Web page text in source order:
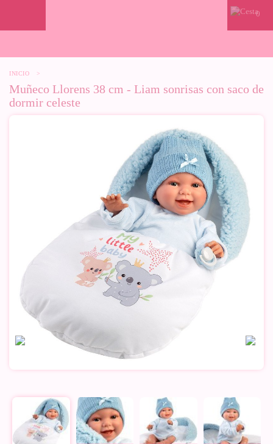
0
INICIO >
Muñeco Llorens 38 cm - Liam sonrisas con saco de
dormir celeste